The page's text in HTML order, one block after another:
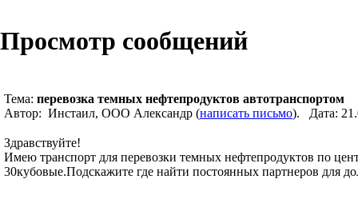
Просмотр сообщений
Тема: перевозка темных нефтепродуктов автотранспортом
Автор: Инстаил, ООО Александр (написать письмо). Дата:
Здравствуйте!
Имею транспорт для перевозки темных нефтепродуктов по
30кубовые.Подскажите где найти постоянных партнеров для